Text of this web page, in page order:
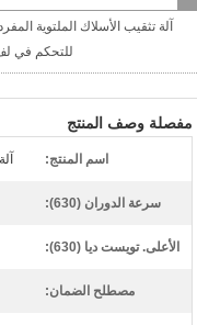
آلة تثقيب الأسلاك الملتوية
للتحكم في
مفصلة وصف المنتج
اسم المنتج:
سرعة الدوران (630):
الأعلى. تويست ديا (630):
مصطلح الضمان: